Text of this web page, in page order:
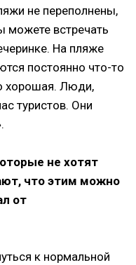
не переполнены,
можете встречать
На пляже
постоянно что-то
хорошая. Люди,
туристов. Они
не хотят
что этим можно
от
к нормальной